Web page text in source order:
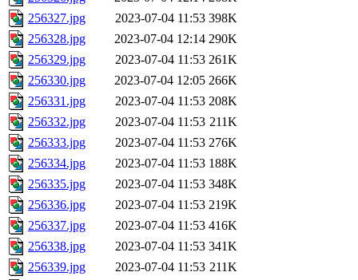
256327.jpg
2023-07-04 11:53 398K
256328.jpg
2023-07-04 12:14 290K
256329.jpg
2023-07-04 11:53 261K
256330.jpg
2023-07-04 12:05 266K
256331.jpg
2023-07-04 11:53 208K
256332.jpg
2023-07-04 11:53 211K
256333.jpg
2023-07-04 11:53 276K
256334.jpg
2023-07-04 11:53 188K
256335.jpg
2023-07-04 11:53 348K
256336.jpg
2023-07-04 11:53 219K
256337.jpg
2023-07-04 11:53 416K
256338.jpg
2023-07-04 11:53 341K
256339.jpg
2023-07-04 11:53 211K